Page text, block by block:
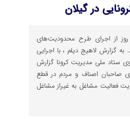
در گیلان
از اجرای طرح محدودیت‌های
به گزارش لاهیج دیلم ، با اجرایی
ستاد ملی مدیریت کرونا گزارش
صاحبان اصناف و مردم در قطع
فعالیت مشاغل به غیراز مشاغل